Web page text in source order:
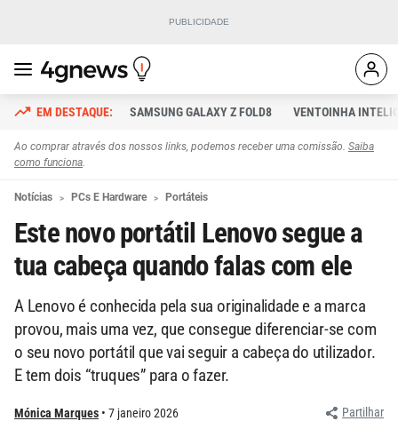
SAMSUNG GALAXY Z FOLD8 VENTOINHA
Ao comprar através dos nossos links, podemos receber uma comissão. Saiba
como funciona.
Notícias PCs E Hardware Portáteis
Este novo portátil Lenovo segue a
tua cabeça quando falas com ele
A Lenovo é conhecida pela sua originalidade e a marca
provou, mais uma vez, que consegue diferenciar-se com
o seu novo portátil que vai seguir a cabeça do utilizador.
E tem dois “truques” para o fazer.
Mónica Marques 7 janeiro 2026 Partilhar